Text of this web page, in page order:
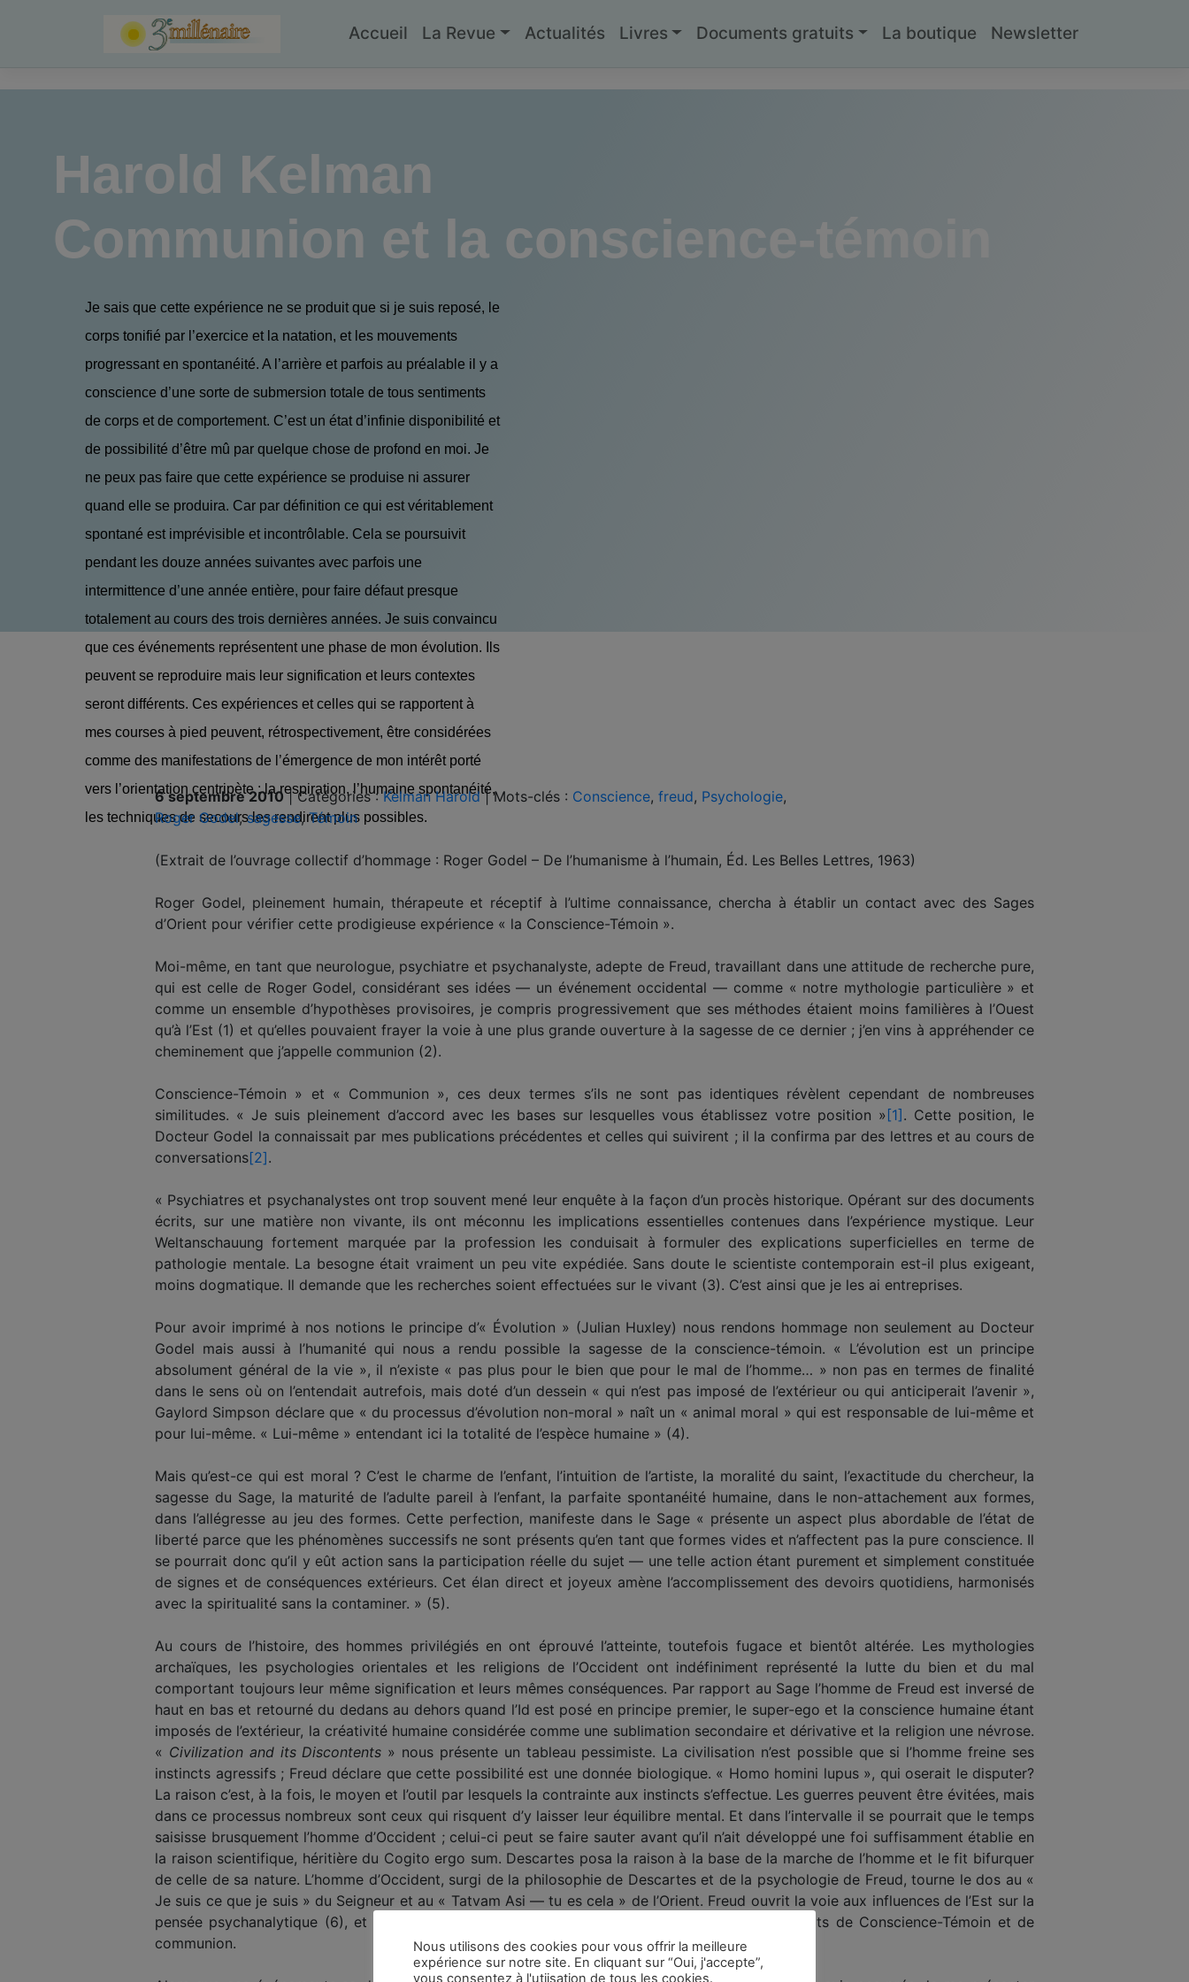
Accueil La Revue Actualités Livres Documents gratuits La boutique Newsletter
Harold Kelman
Communion et la conscience-témoin
Je sais que cette expérience ne se produit que si je suis reposé, le
corps tonifié par l’exercice et la natation, et les mouvements
progressant en spontanéité. A l’arrière et parfois au préalable il y a
conscience d’une sorte de submersion totale de tous sentiments
de corps et de comportement. C’est un état d’infinie disponibilité et
de possibilité d’être mû par quelque chose de profond en moi. Je
ne peux pas faire que cette expérience se produise ni assurer
quand elle se produira. Car par définition ce qui est véritablement
spontané est imprévisible et incontrôlable. Cela se poursuivit
pendant les douze années suivantes avec parfois une
intermittence d’une année entière, pour faire défaut presque
totalement au cours des trois dernières années. Je suis convaincu
que ces événements représentent une phase de mon évolution. Ils
peuvent se reproduire mais leur signification et leurs contextes
seront différents. Ces expériences et celles qui se rapportent à
mes courses à pied peuvent, rétrospectivement, être considérées
comme des manifestations de l’émergence de mon intérêt porté
vers l’orientation centripète ; la respiration, l’humaine spontanéité,
les techniques de secours les rendirent plus possibles.
6 septembre 2010|Catégories :Kelman Harold|Mots-clés : Conscience, freud, Psychologie,
Roger Godel,sagesse,Témoin
(Extrait de l’ouvrage collectif d’hommage : Roger Godel – De l’humanisme à l’humain, Éd. Les Belles Lettres, 1963)
Roger Godel, pleinement humain, thérapeute et réceptif à l’ultime connaissance, chercha à établir un contact avec des Sages
d’Orient pour vérifier cette prodigieuse expérience « la Conscience-Témoin ».
Moi-même, en tant que neurologue, psychiatre et psychanalyste, adepte de Freud, travaillant dans une attitude de recherche pure,
qui est celle de Roger Godel, considérant ses idées — un événement occidental — comme « notre mythologie particulière » et
comme un ensemble d’hypothèses provisoires, je compris progressivement que ses méthodes étaient moins familières à l’Ouest
qu’à l’Est (1) et qu’elles pouvaient frayer la voie à une plus grande ouverture à la sagesse de ce dernier ; j’en vins à appréhender ce
cheminement que j’appelle communion (2).
Conscience-Témoin » et « Communion », ces deux termes s’ils ne sont pas identiques révèlent cependant de nombreuses
similitudes. « Je suis pleinement d’accord avec les bases sur lesquelles vous établissez votre position »[1]. Cette position, le
Docteur Godel la connaissait par mes publications précédentes et celles qui suivirent ; il la confirma par des lettres et au cours de
conversations[2].
« Psychiatres et psychanalystes ont trop souvent mené leur enquête à la façon d’un procès historique. Opérant sur des documents
écrits, sur une matière non vivante, ils ont méconnu les implications essentielles contenues dans l’expérience mystique. Leur
Weltanschauung fortement marquée par la profession les conduisait à formuler des explications superficielles en terme de
pathologie mentale. La besogne était vraiment un peu vite expédiée. Sans doute le scientiste contemporain est-il plus exigeant,
moins dogmatique. Il demande que les recherches soient effectuées sur le vivant (3). C’est ainsi que je les ai entreprises.
Pour avoir imprimé à nos notions le principe d’« Évolution » (Julian Huxley) nous rendons hommage non seulement au Docteur
Godel mais aussi à l’humanité qui nous a rendu possible la sagesse de la conscience-témoin. « L’évolution est un principe
absolument général de la vie », il n’existe « pas plus pour le bien que pour le mal de l’homme… » non pas en termes de finalité
dans le sens où on l’entendait autrefois, mais doté d’un dessein « qui n’est pas imposé de l’extérieur ou qui anticiperait l’avenir »,
Gaylord Simpson déclare que « du processus d’évolution non-moral » naît un « animal moral » qui est responsable de lui-même et
pour lui-même. « Lui-même » entendant ici la totalité de l’espèce humaine » (4).
Mais qu’est-ce qui est moral ? C’est le charme de l’enfant, l’intuition de l’artiste, la moralité du saint, l’exactitude du chercheur, la
sagesse du Sage, la maturité de l’adulte pareil à l’enfant, la parfaite spontanéité humaine, dans le non-attachement aux formes,
dans l’allégresse au jeu des formes. Cette perfection, manifeste dans le Sage « présente un aspect plus abordable de l’état de
liberté parce que les phénomènes successifs ne sont présents qu’en tant que formes vides et n’affectent pas la pure conscience. Il
se pourrait donc qu’il y eût action sans la participation réelle du sujet — une telle action étant purement et simplement constituée
de signes et de conséquences extérieurs. Cet élan direct et joyeux amène l’accomplissement des devoirs quotidiens, harmonisés
avec la spiritualité sans la contaminer. » (5).
Au cours de l’histoire, des hommes privilégiés en ont éprouvé l’atteinte, toutefois fugace et bientôt altérée. Les mythologies
archaïques, les psychologies orientales et les religions de l’Occident ont indéfiniment représenté la lutte du bien et du mal
comportant toujours leur même signification et leurs mêmes conséquences. Par rapport au Sage l’homme de Freud est inversé de
haut en bas et retourné du dedans au dehors quand l’Id est posé en principe premier, le super-ego et la conscience humaine étant
imposés de l’extérieur, la créativité humaine considérée comme une sublimation secondaire et dérivative et la religion une névrose.
« Civilization and its Discontents » nous présente un tableau pessimiste. La civilisation n’est possible que si l’homme freine ses
instincts agressifs ; Freud déclare que cette possibilité est une donnée biologique. « Homo homini lupus », qui oserait le disputer?
La raison c’est, à la fois, le moyen et l’outil par lesquels la contrainte aux instincts s’effectue. Les guerres peuvent être évitées, mais
dans ce processus nombreux sont ceux qui risquent d’y laisser leur équilibre mental. Et dans l’intervalle il se pourrait que le temps
saisisse brusquement l’homme d’Occident ; celui-ci peut se faire sauter avant qu’il n’ait développé une foi suffisamment établie en
la raison scientifique, héritière du Cogito ergo sum. Descartes posa la raison à la base de la marche de l’homme et le fit bifurquer
de celle de sa nature. L’homme d’Occident, surgi de la philosophie de Descartes et de la psychologie de Freud, tourne le dos au «
Je suis ce que je suis » du Seigneur et au « Tatvam Asi — tu es cela » de l’Orient. Freud ouvrit la voie aux influences de l’Est sur la
pensée psychanalytique (6), et le retour vers moksha à travers les nombreuses étapes des états de Conscience-Témoin et de
communion.
Nous utilisons des cookies pour vous offrir la meilleure
expérience sur notre site. En cliquant sur “Oui, j'accepte”,
vous consentez à l'utiisation de tous les cookies.